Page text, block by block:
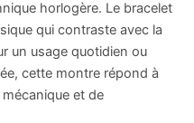
horlogère. Le bracelet
qui contraste avec la
un usage quotidien ou
cette montre répond à
et de